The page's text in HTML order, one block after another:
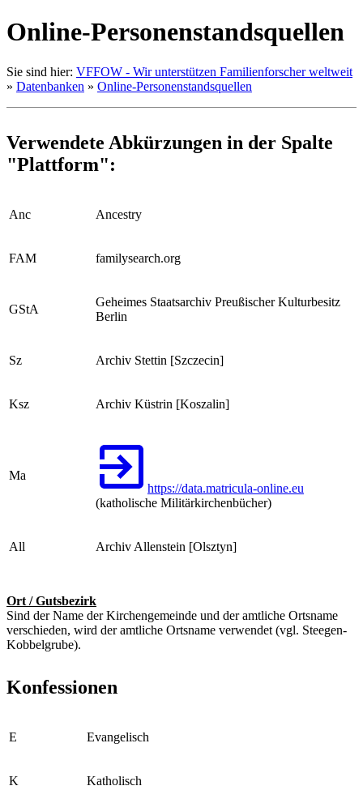
Online-Personenstandsquellen
Sie sind hier: VFFOW - Wir unterstützen Familienforscher weltweit
» Datenbanken » Online-Personenstandsquellen
Verwendete Abkürzungen in der Spalte
"Plattform":
Anc Ancestry
FAM familysearch.org
GStA
Geheimes Staatsarchiv Preußischer Kulturbesitz
Berlin
Sz Archiv Stettin [Szczecin]
Ksz Archiv Küstrin [Koszalin]
Ma
https://data.matricula-online.eu
(katholische Militärkirchenbücher)
All Archiv Allenstein [Olsztyn]
Ort / Gutsbezirk
Sind der Name der Kirchengemeinde und der amtliche Ortsname
verschieden, wird der amtliche Ortsname verwendet (vgl. Steegen-
Kobbelgrube).
Konfessionen
E Evangelisch
K Katholisch